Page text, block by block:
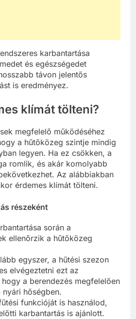
karbantartása
és egészségedet
távon jelentős
is eredményez.
klímát tölteni?
megfelelő működéséhez
a hűtőközeg szintje mindig
legyen. Ha ez csökken, a
romlik, és akár komolyabb
Az alábbiakban
érdemes klímát tölteni.
részeként
során a
ellenőrzik a hűtőközeg
egyszer, a hűtési szezon
elvégeztetni ezt az
a berendezés megfelelően
nyári hőségben.
funkcióját is használod,
karbantartás is ajánlott.